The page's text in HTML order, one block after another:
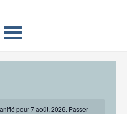
pour 7 août, 2026. Passer